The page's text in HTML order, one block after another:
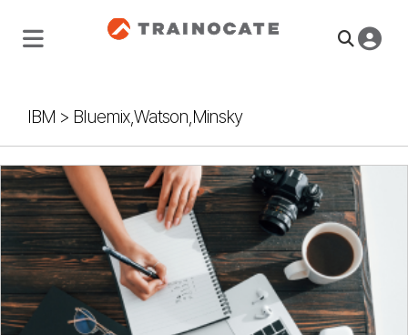
IBM > Bluemix,Watson,Minsky